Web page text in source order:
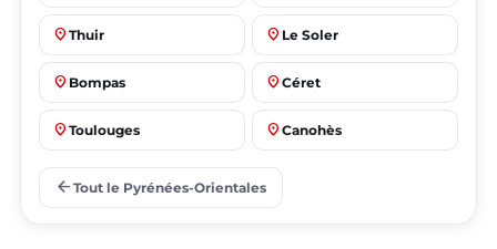
place Thuir place Le Soler
place Bompas place Céret
place Toulouges place Canohès
place
arrow_back Tout le Pyrénées-Orientales